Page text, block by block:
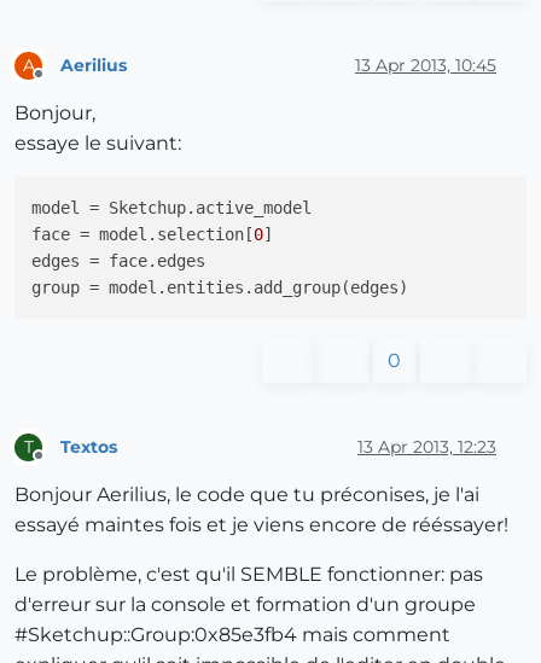
A Aerilius 13 Apr 2013, 10:45
Bonjour,
essaye le suivant:
model
face = model.selection[0
edges
group
0
T Textos 13 Apr 2013, 12:23
Bonjour Aerilius, le code que tu préconises, je l'ai
essayé maintes fois et je viens encore de rééssayer!
Le problème, c'est qu'il SEMBLE fonctionner: pas
d'erreur sur la console et formation d'un groupe
#Sketchup::Group:0x85e3fb4 mais comment